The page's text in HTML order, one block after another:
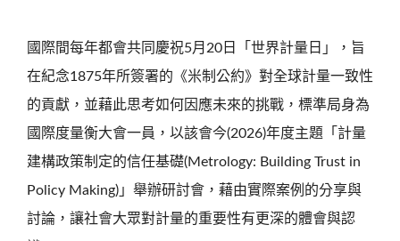
國際間每年都會共同慶祝5月20日「世界計量日」，旨
在紀念1875年所簽署的《米制公約》對全球計量一致性
的貢獻，並藉此思考如何因應未來的挑戰，標準局身為
國際度量衡大會一員，以該會今(2026)年度主題「計量
建構政策制定的信任基礎(Metrology: Building Trust in
Policy Making)」舉辦研討會，藉由實際案例的分享與
討論，讓社會大眾對計量的重要性有更深的體會與認